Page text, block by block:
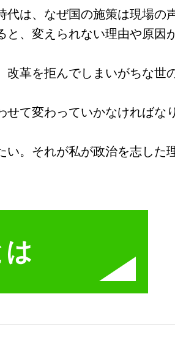
は、なぜ国の施策は現場の
、変えられない理由や原因
革を拒んでしまいがちな世
て変わっていかなければな
。それが私が政治を志した